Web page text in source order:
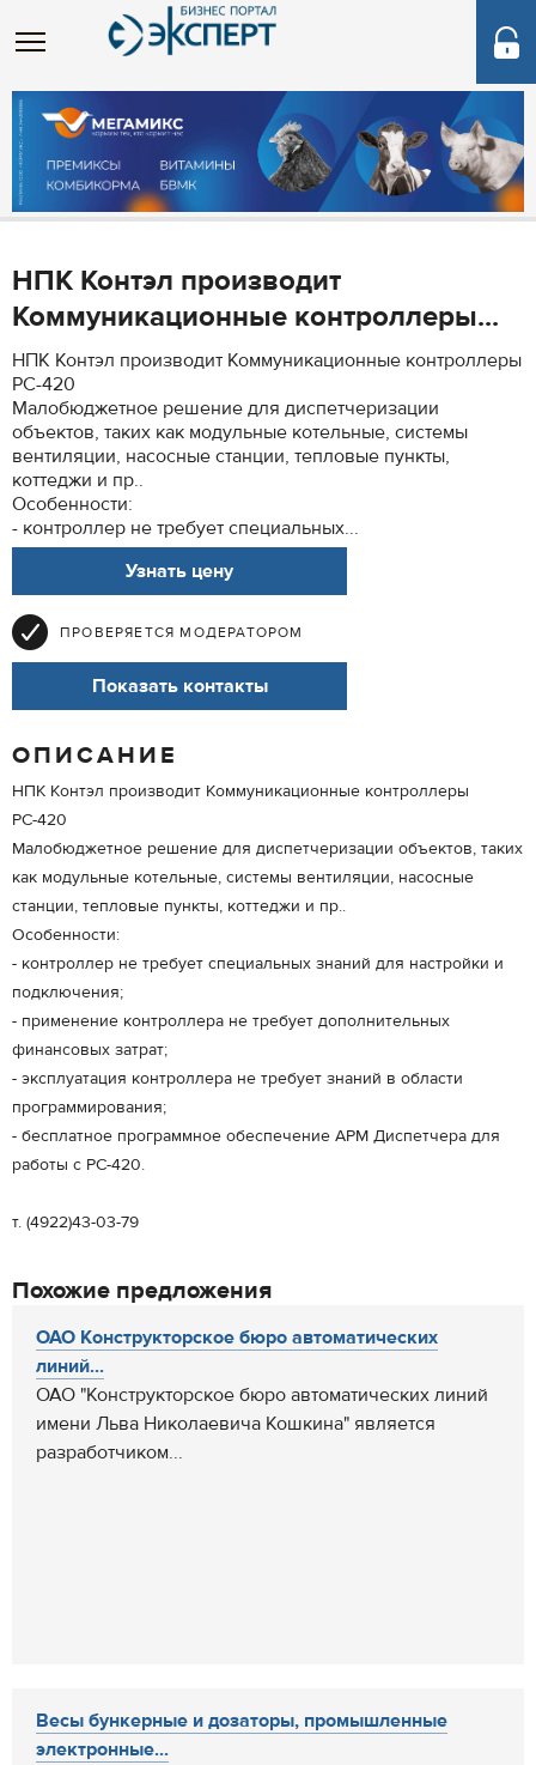
НПК Контэл производит
Коммуникационные контроллеры...
НПК Контэл производит Коммуникационные контроллеры
РС-420
Малобюджетное решение для диспетчеризации
объектов, таких как модульные котельные, системы
вентиляции, насосные станции, тепловые пункты,
коттеджи и пр..
Особенности:
- контроллер не требует специальных...
Узнать цену
ПРОВЕРЯЕТСЯ МОДЕРАТОРОМ
Показать контакты
ОПИСАНИЕ
НПК Контэл производит Коммуникационные контроллеры
РС-420
Малобюджетное решение для диспетчеризации объектов, таких
как модульные котельные, системы вентиляции, насосные
станции, тепловые пункты, коттеджи и пр..
Особенности:
- контроллер не требует специальных знаний для настройки и
подключения;
- применение контроллера не требует дополнительных
финансовых затрат;
- эксплуатация контроллера не требует знаний в области
программирования;
- бесплатное программное обеспечение АРМ Диспетчера для
работы с РС-420.
т. (4922)43-03-79
Похожие предложения
ОАО Конструкторское бюро автоматических
линий...
ОАО "Конструкторское бюро автоматических линий
имени Льва Николаевича Кошкина" является
разработчиком...
Весы бункерные и дозаторы, промышленные
электронные...